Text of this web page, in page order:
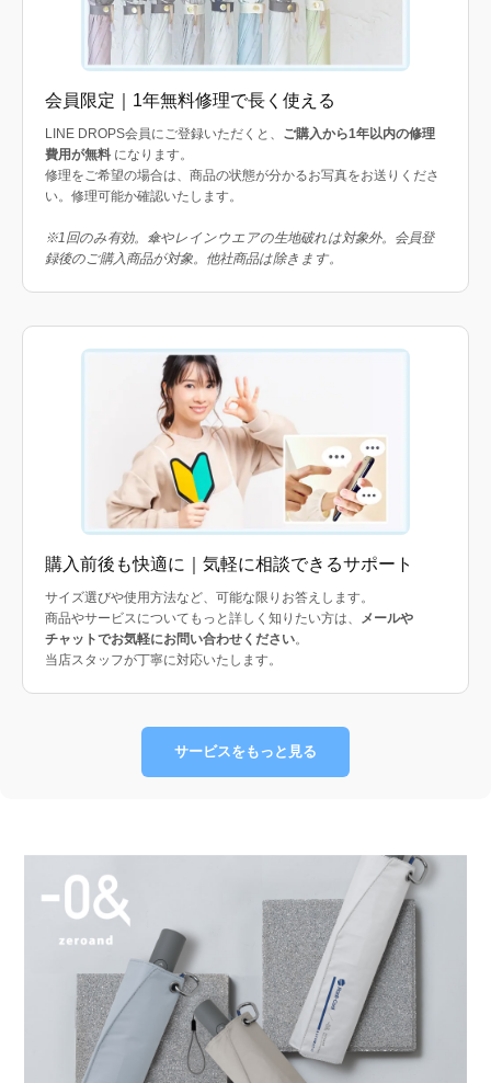
会員限定｜1年無料修理で長く使える
LINE DROPS会員にご登録いただくと、 ご購入から1年以内の修理
費用が無料 になります。
修理をご希望の場合は、商品の状態が分かるお写真をお送りくださ
い。修理可能か確認いたします。
※1回のみ有効。傘やレインウエアの生地破れは対象外。会員登
録後のご購入商品が対象。他社商品は除きます。
購入前後も快適に｜気軽に相談できるサポート
サイズ選びや使用方法など、可能な限りお答えします。
商品やサービスについてもっと詳しく知りたい方は、 メールや
チャットでお気軽にお問い合わせください。
当店スタッフが丁寧に対応いたします。
サービスをもっと見る